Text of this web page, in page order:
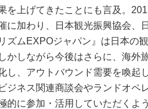
を上げてきたことにも言及。
に加わり、日本観光振興協会、
ズムEXPOジャパン』は日本の
かしながら今後はさらに、海外
し、アウトバウンド需要を喚起
ジネス関連商談会やランドオペ
的に参加・活用していただくよ